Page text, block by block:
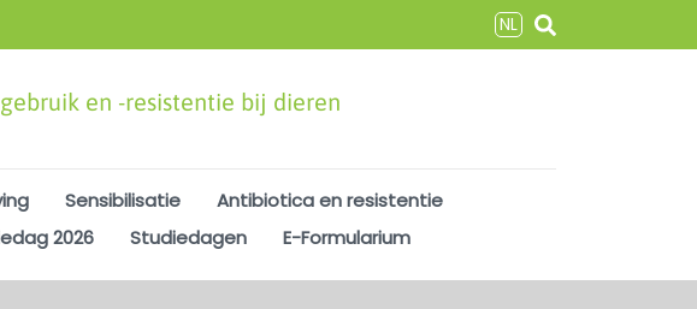
NL
en -resistentie bij dieren
Sensibilisatie
Antibiotica en resistentie
2026 Studiedagen E-Formularium